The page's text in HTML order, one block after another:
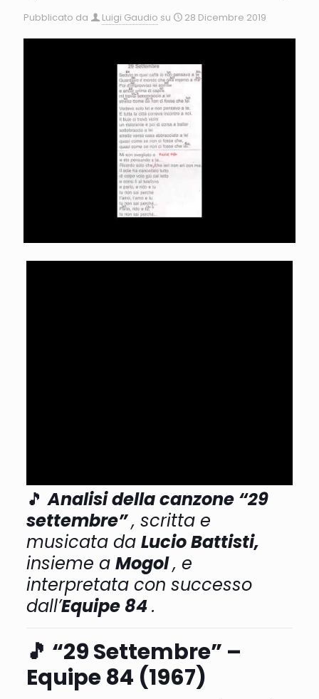
Pubblicato da Luigi Gaudio su 28 Dicembre 2019
🎵Analisi della canzone “29
settembre”, scritta e
musicata da Lucio Battisti,
insieme a Mogol, e
interpretata con successo
dall’Equipe 84.
🎵 “29 Settembre” –
Equipe 84 (1967)